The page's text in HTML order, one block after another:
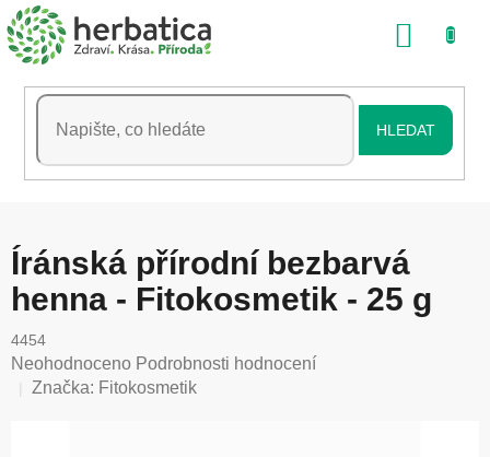
Přejít
na
obsah
HLEDAT
Íránská přírodní bezbarvá
henna - Fitokosmetik - 25 g
4454
Průměrné
hodnocení
Neohodnoceno Podrobnosti hodnocení
Značka: Fitokosmetik